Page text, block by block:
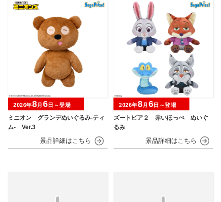
ミニオン グランデぬいぐるみ‐ティ
ム‐ Ver.3
2026年8月 6日～登場
ズートピア２ 赤いほっぺ ぬいぐ
るみ
2026年8月 6日～登場